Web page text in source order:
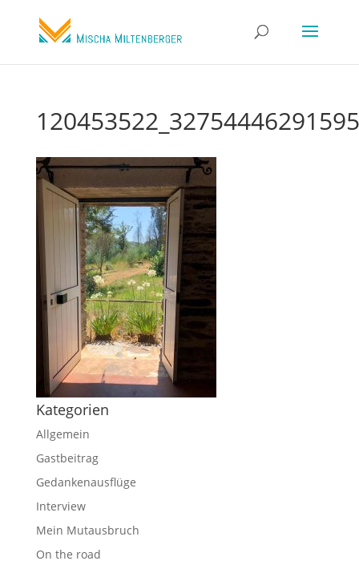
Kategorien
Allgemein
Gastbeitrag
Gedankenausflüge
Interview
Mein Mutausbruch
On the road